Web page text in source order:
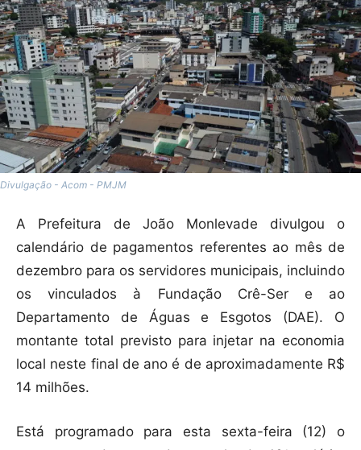
Divulgação - Acom - PMJM
A Prefeitura de João Monlevade divulgou o
calendário de pagamentos referentes ao mês de
dezembro para os servidores municipais, incluindo
os vinculados à Fundação Crê-Ser e ao
Departamento de Águas e Esgotos (DAE). O
montante total previsto para injetar na economia
local neste final de ano é de aproximadamente R$
14 milhões.
Está programado para esta sexta-feira (12) o